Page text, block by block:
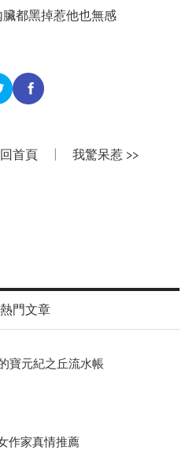
都黑掉惹他也無感
回首頁 我驚呆惹 >>
門文章
寶元紀之丘流水帳
作家真情推薦